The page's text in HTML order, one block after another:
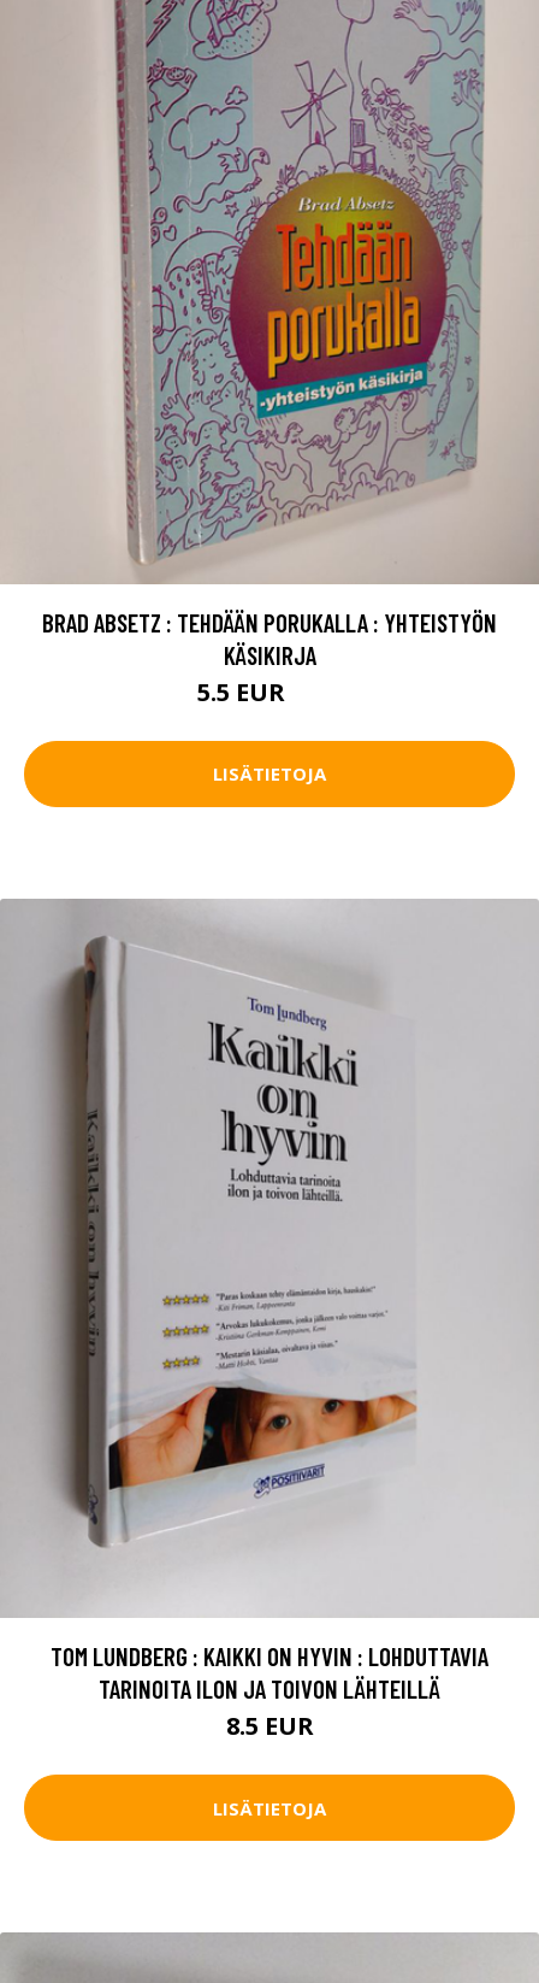
BRAD ABSETZ : TEHDÄÄN PORUKALLA : YHTEISTYÖN
KÄSIKIRJA
5.5 EUR
LISÄTIETOJA
TOM LUNDBERG : KAIKKI ON HYVIN : LOHDUTTAVIA
TARINOITA ILON JA TOIVON LÄHTEILLÄ
8.5 EUR
LISÄTIETOJA